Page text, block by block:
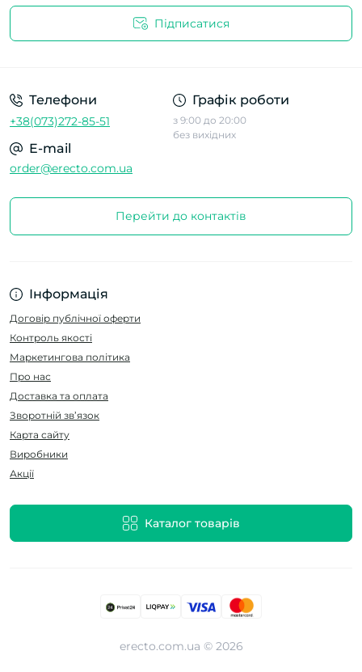
Підписатися
Телефони
+38(073)272-85-51
Графік роботи
з 9:00 до 20:00
без вихідних
E-mail
order@erecto.com.ua
Перейти до контактів
Інформація
Договір публічної оферти
Контроль якості
Маркетингова політика
Про нас
Доставка та оплата
Зворотній зв’язок
Карта сайту
Виробники
Акції
Каталог товарів
erecto.com.ua © 2026